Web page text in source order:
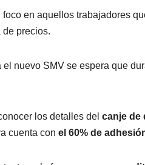
en aquellos trabajadores
de precios.
nuevo SMV se espera que
los detalles del canje de
cuenta con el 60% de